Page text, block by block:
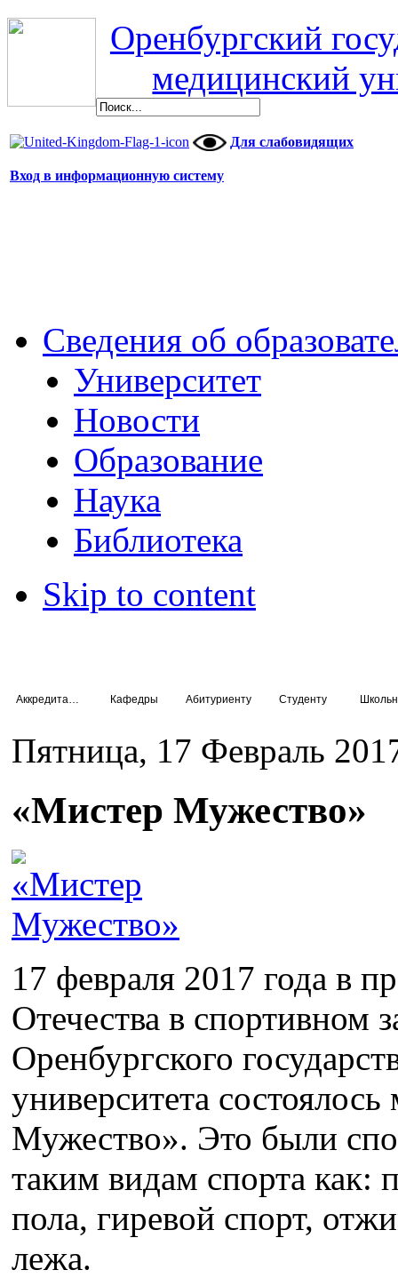
Оренбургский
медицинский
Для слабовидящих
Вход в информационную систему
Сведения об
Университет
Новости
Образование
Наука
Библиотека
Skip to content
Кафедры Абитуриенту Студенту
Пятница, 17 Февраль
«Мистер Мужество»
17 февраля 2017 года в
Отечества в
Оренбургского
университета
Мужество». Это были
таким видам спорта как:
пола, гиревой спорт,
лежа.